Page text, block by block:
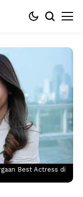
Best Actress di